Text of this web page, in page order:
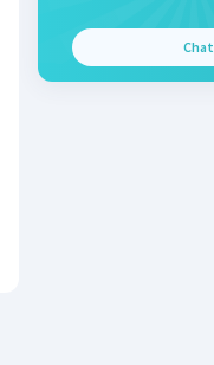
Chat